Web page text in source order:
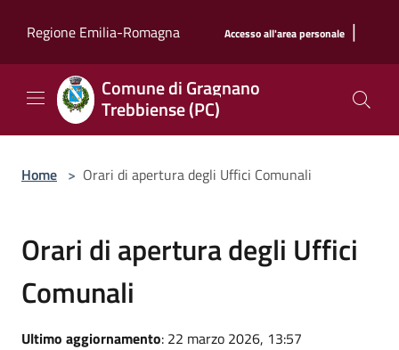
Regione Emilia-Romagna
Accesso all'area personale |
Comune di Gragnano
Trebbiense (PC)
Home > Orari di apertura degli Uffici Comunali
Orari di apertura degli Uffici
Comunali
Ultimo aggiornamento: 22 marzo 2026, 13:57